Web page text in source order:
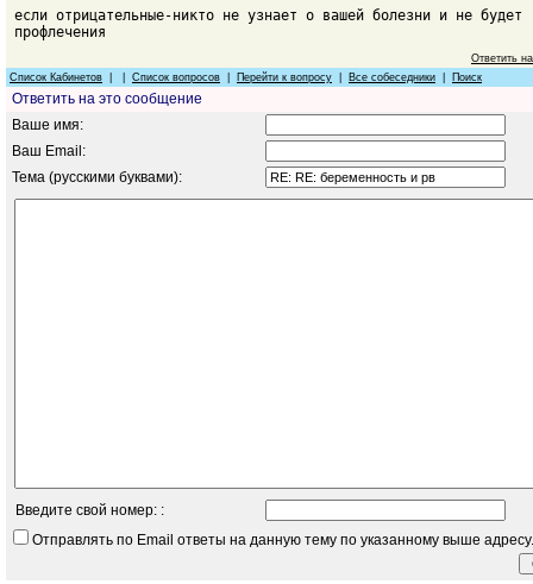
если отрицательные-никто не узнает о вашей болезни и не будет
профлечения
Ответить
Список Кабинетов
Список вопросов Перейти к вопросу Все собеседники Поиск
Ответить на это сообщение
Ваше имя:
Ваш Email:
Тема (русскими буквами):
Введите свой номер: :
Отправлять по Email ответы на данную тему по указанному выше адресу.